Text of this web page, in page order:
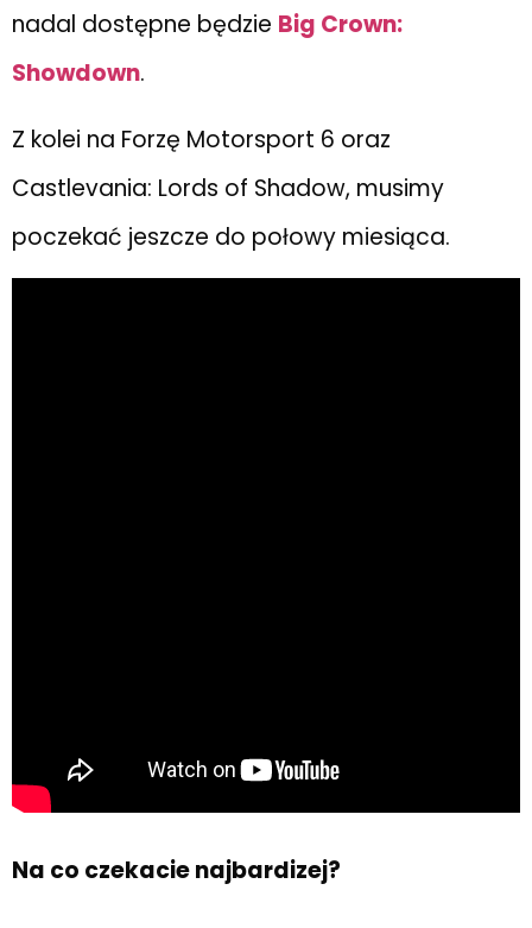
nadal dostępne będzie Big Crown:
Showdown.
Z kolei na Forzę Motorsport 6 oraz
Castlevania: Lords of Shadow, musimy
poczekać jeszcze do połowy miesiąca.
Na co czekacie najbardizej?